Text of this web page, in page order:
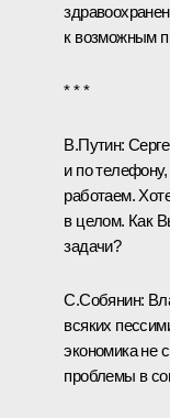
к возможным
* * *
В.Путин:
и по
работаем.
в целом. Как
задачи?
С.Собянин:
всяких
экономика не
проблемы в